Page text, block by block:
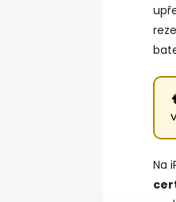
Na